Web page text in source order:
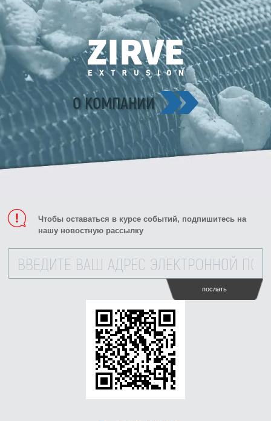
О КОМПАНИИ
Чтобы оставаться в курсе событий, подпишитесь на
нашу новостную рассылку
послать